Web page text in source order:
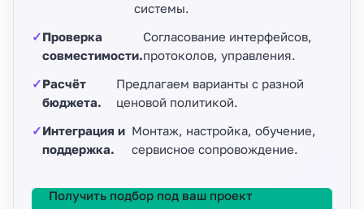
системы.
Проверка
совместимости.
Согласование интерфейсов,
протоколов, управления.
Расчёт
бюджета.
Предлагаем варианты с разной
ценовой политикой.
Интеграция и
поддержка.
Монтаж, настройка, обучение,
сервисное сопровождение.
Получить подбор под ваш проект